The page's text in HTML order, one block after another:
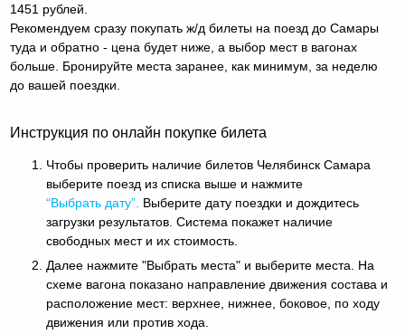
1451 рублей.
Рекомендуем сразу покупать ж/д билеты на поезд до Самары
туда и обратно - цена будет ниже, а выбор мест в вагонах
больше. Бронируйте места заранее, как минимум, за неделю
до вашей поездки.
Инструкция по онлайн покупке билета
Чтобы проверить наличие билетов Челябинск Самара
выберите поезд из списка выше и нажмите
“Выбрать дату”. Выберите дату поездки и дождитесь
загрузки результатов. Система покажет наличие
свободных мест и их стоимость.
Далее нажмите "Выбрать места" и выберите места. На
схеме вагона показано направление движения состава и
расположение мест: верхнее, нижнее, боковое, по ходу
движения или против хода.